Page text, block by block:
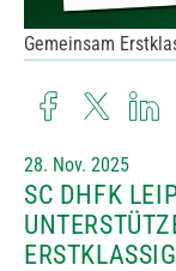
Gemeinsam
28. Nov. 2025
SC DHFK